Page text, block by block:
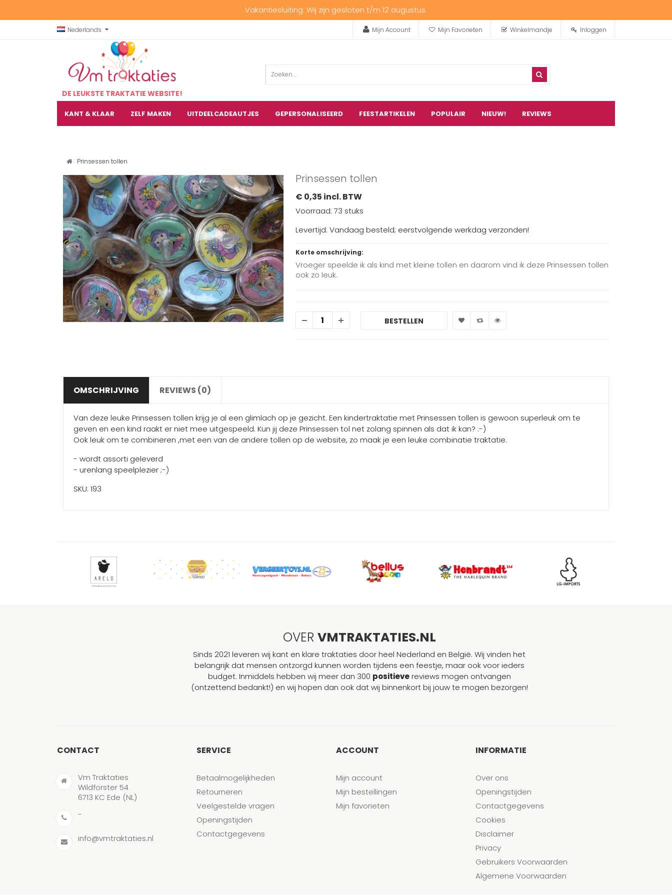
Vakantiesluiting: Wij zijn gesloten t/m 12 augustus.
Nederlands Mijn Account Mijn Favorieten Winkelmandje Inloggen
DE LEUKSTE TRAKTATIE WEBSITE!
KANT & KLAAR ZELF MAKEN UITDEELCADEAUTJES GEPERSONALISEERD FEESTARTIKELEN POPULAIR NIEUW! REVIEWS
Prinsessen tollen
Prinsessen tollen
€ 0,35 incl. BTW
Voorraad: 73 stuks
Levertijd: Vandaag besteld; eerstvolgende werkdag verzonden!
Korte omschrijving:
Vroeger speelde ik als kind met kleine tollen en daarom vind ik deze Prinsessen tollen
ook zo leuk.
BESTELLEN
OMSCHRIJVING REVIEWS (0)
Van deze leuke Prinsessen tollen krijg je al een glimlach op je gezicht. Een kindertraktatie met Prinsessen tollen is gewoon superleuk om te
geven en een kind raakt er niet mee uitgespeeld. Kun jij deze Prinsessen tol net zolang spinnen als dat ik kan? :-)
Ook leuk om te combineren ,met een van de andere tollen op de website, zo maak je een leuke combinatie traktatie.
- wordt assorti geleverd
- urenlang speelplezier ;-)
SKU: 193
OVER VMTRAKTATIES.NL
Sinds 2021 leveren wij kant en klare traktaties door heel Nederland en België. Wij vinden het
belangrijk dat mensen ontzorgd kunnen worden tijdens een feestje, maar ook voor ieders
budget. Inmiddels hebben wij meer dan 300 positievereviews mogen ontvangen
(ontzettend bedankt!) en wij hopen dan ook dat wij binnenkort bij jouw te mogen bezorgen!
CONTACT
Vm Traktaties
Wildforster 54
6713 KC Ede (NL)
-
info@vmtraktaties.nl
SERVICE
Betaalmogelijkheden
Retourneren
Veelgestelde vragen
Openingstijden
Contactgegevens
ACCOUNT
Mijn account
Mijn bestellingen
Mijn favorieten
INFORMATIE
Over ons
Openingstijden
Contactgegevens
Cookies
Disclaimer
Privacy
Gebruikers Voorwaarden
Algemene Voorwaarden